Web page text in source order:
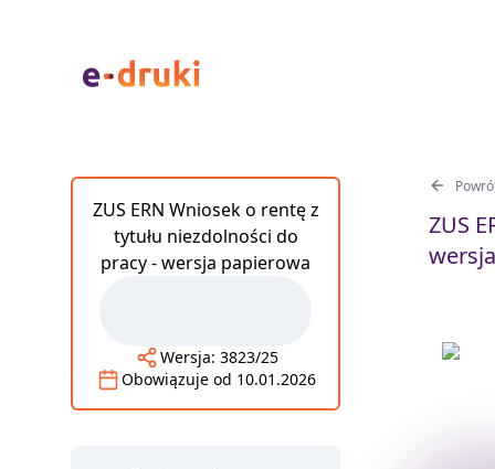
ZUS
ZUS ERN Wniosek o rentę z
tytułu niezdolności do
pracy - wersja papierowa
Wersja: 3823/25
Obowiązuje od 10.01.2026